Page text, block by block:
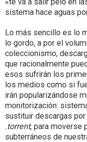
sistema hace aguas
Lo más sencillo es lo
lo gordo, a por el
coleccionismo,
que racionalmente
esos sufrirán los
los medios como si
irán popularizándose
monitorización:
sustituir descargas por
.torrent, para moverse
subterráneos de